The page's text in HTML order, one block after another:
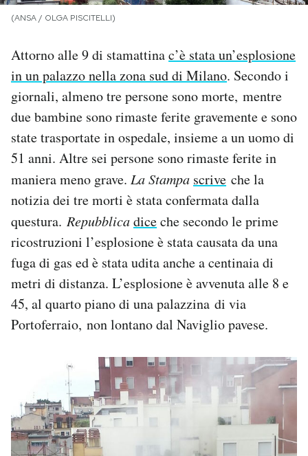
SHOP
AREA PERSONALE
Area Personale
Newsletter
Notifiche mobile
Regala il Post
Hai bisogno di aiuto?
Esci
(ANSA / OLGA PISCITELLI)
Attorno alle 9 di stamattinac’è stata un’esplosione
in un palazzo nella zona sud di Milano. Secondo i
giornali, almeno tre persone sono morte, mentre
due bambine sono rimaste ferite gravemente e sono
state trasportate in ospedale, insieme a un uomo di
51 anni. Altre sei persone sono rimaste ferite in
maniera meno grave. La Stampa scrive che la
notizia dei tre morti è stata confermata dalla
questura. Repubblicadiceche secondo le prime
ricostruzioni l’esplosione è stata causata da una
fuga di gas ed è stata udita anche a centinaia di
metri di distanza. L’esplosione è avvenuta alle 8 e
45, al quarto piano di una palazzina di via
Portoferraio, non lontano dal Naviglio pavese.